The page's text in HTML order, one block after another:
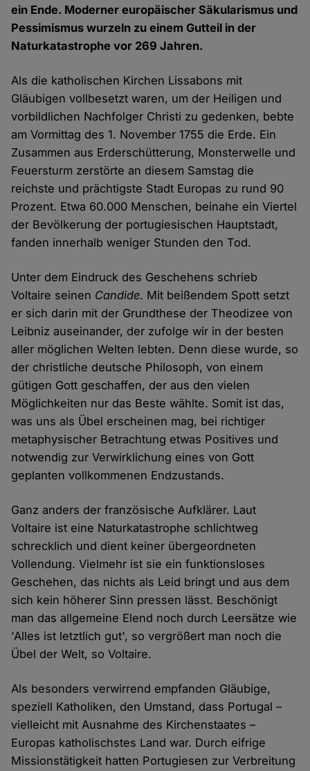
ein Ende. Moderner europäischer Säkularismus und
Pessimismus wurzeln zu einem Gutteil in der
Naturkatastrophe vor 269 Jahren.
Als die katholischen Kirchen Lissabons mit
Gläubigen vollbesetzt waren, um der Heiligen und
vorbildlichen Nachfolger Christi zu gedenken, bebte
am Vormittag des 1. November 1755 die Erde. Ein
Zusammen aus Erderschütterung, Monsterwelle und
Feuersturm zerstörte an diesem Samstag die
reichste und prächtigste Stadt Europas zu rund 90
Prozent. Etwa 60.000 Menschen, beinahe ein Viertel
der Bevölkerung der portugiesischen Hauptstadt,
fanden innerhalb weniger Stunden den Tod.
Unter dem Eindruck des Geschehens schrieb
Voltaire seinen Candide. Mit beißendem Spott setzt
er sich darin mit der Grundthese der Theodizee von
Leibniz auseinander, der zufolge wir in der besten
aller möglichen Welten lebten. Denn diese wurde, so
der christliche deutsche Philosoph, von einem
gütigen Gott geschaffen, der aus den vielen
Möglichkeiten nur das Beste wählte. Somit ist das,
was uns als Übel erscheinen mag, bei richtiger
metaphysischer Betrachtung etwas Positives und
notwendig zur Verwirklichung eines von Gott
geplanten vollkommenen Endzustands.
Ganz anders der französische Aufklärer. Laut
Voltaire ist eine Naturkatastrophe schlichtweg
schrecklich und dient keiner übergeordneten
Vollendung. Vielmehr ist sie ein funktionsloses
Geschehen, das nichts als Leid bringt und aus dem
sich kein höherer Sinn pressen lässt. Beschönigt
man das allgemeine Elend noch durch Leersätze wie
'Alles ist letztlich gut', so vergrößert man noch die
Übel der Welt, so Voltaire.
Als besonders verwirrend empfanden Gläubige,
speziell Katholiken, den Umstand, dass Portugal –
vielleicht mit Ausnahme des Kirchenstaates –
Europas katholischstes Land war. Durch eifrige
Missionstätigkeit hatten Portugiesen zur Verbreitung